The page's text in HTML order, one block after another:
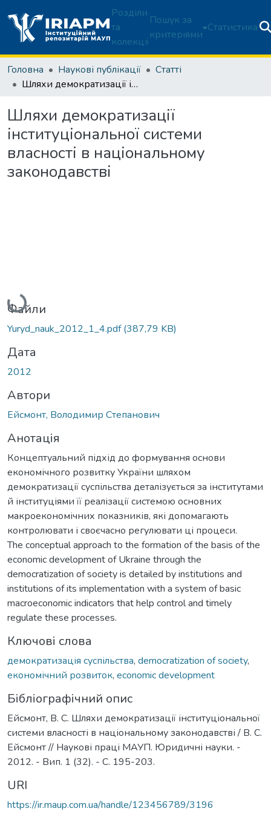
Розділи
та
колекції
Пошук за
критеріями
Статистика
Головна Наукові публікації
Статті
Шляхи демократизації інституціональної системи власності в національному законодавстві
Шляхи демократизації
інституціональної системи
власності в національному
законодавстві
Вантажиться...
Файли
Yuryd_nauk_2012_1_4.pdf(387,79 KB)
Дата
2012
Автори
Ейсмонт, Володимир Степанович
Анотація
Концептуальний підхід до формування основи
економічного розвитку України шляхом
демократизації суспільства деталізується за інститутами
й інституціями її реалізації системою основних
макроекономічних показників, які допомагають
контролювати і своєчасно регулювати ці процеси.
The conceptual approach to the formation of the basis of the
economic development of Ukraine through the
democratization of society is detailed by institutions and
institutions of its implementation with a system of basic
macroeconomic indicators that help control and timely
regulate these processes.
Ключові слова
демократизація суспільства, democratization of society,
економічний розвиток, economic development
Бібліографічний опис
Ейсмонт, В. С. Шляхи демократизації інституціональної
системи власності в національному законодавстві / В. С.
Ейсмонт // Наукові праці МАУП. Юридичні науки. -
2012. - Вип. 1 (32). - С. 195-203.
URI
https://ir.maup.com.ua/handle/123456789/3196